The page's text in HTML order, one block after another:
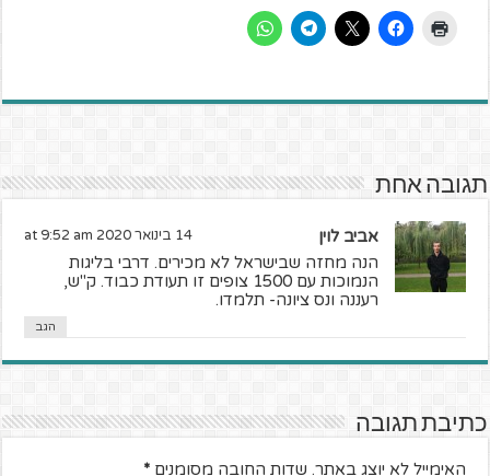
תגובה אחת
אביב לוין 14 בינואר 2020 at 9:52 am
הנה מחזה שבישראל לא מכירים. דרבי בליגות
הנמוכות עם 1500 צופים זו תעודת כבוד. ק"ש,
רעננה ונס ציונה- תלמדו.
הגב
כתיבת תגובה
האימייל לא יוצג באתר. שדות החובה מסומנים*